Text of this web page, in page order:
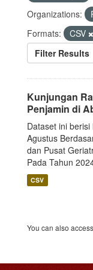
Organizations:
Formats:
CSV
Filter Results
Kunjungan
Penjamin di
Dataset ini
Agustus
dan Pusat
Pada Tahun
CSV
You can also